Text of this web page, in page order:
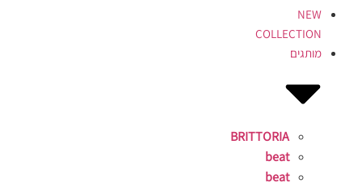
NEW
COLLECTION
מותגים
BRITTORIA
beat
beat